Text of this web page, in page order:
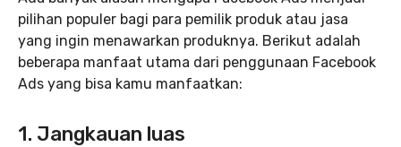
pilihan populer bagi para pemilik produk atau jasa
yang ingin menawarkan produknya. Berikut adalah
beberapa manfaat utama dari penggunaan Facebook
Ads yang bisa kamu manfaatkan:
1. Jangkauan luas